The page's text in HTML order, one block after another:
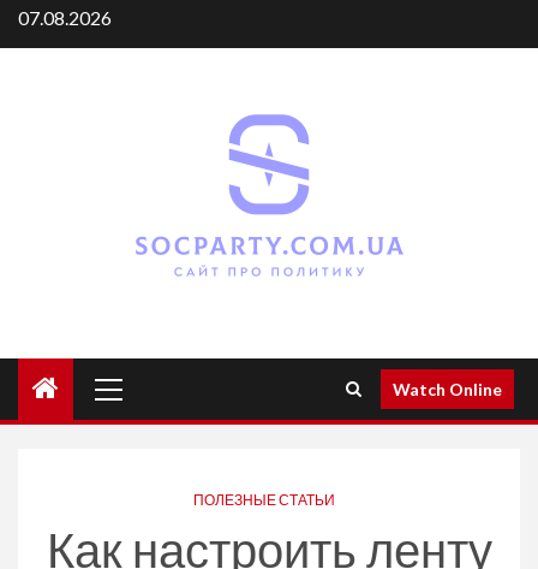
Skip
to
07.08.2026
Menu
Watch Online
ПОЛЕЗНЫЕ СТАТЬИ
Как настроить ленту